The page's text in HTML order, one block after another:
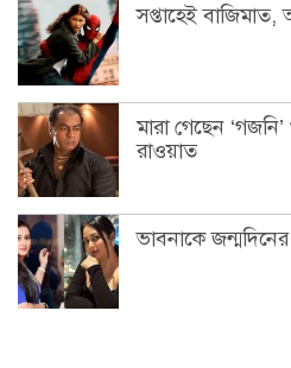
সপ্তাহেই
মারা গেছেন
রাওয়াত
ভাবনাকে